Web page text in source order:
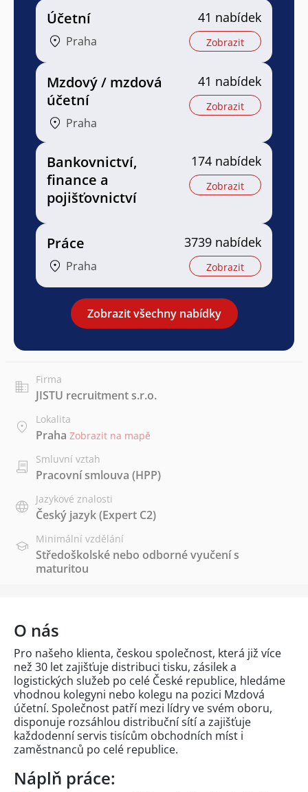
Účetní
Praha
41 nabídek
Zobrazit
Mzdový / mzdová
účetní
Praha
41 nabídek
Zobrazit
Bankovnictví,
finance a
pojišťovnictví
174 nabídek
Zobrazit
Práce
Praha
3739 nabídek
Zobrazit
Zobrazit všechny nabídky
Firma
JISTU recruitment s.r.o.
Lokalita
Praha Zobrazit na mapě
Smluvní vztah
Pracovní smlouva (HPP)
Jazykové znalosti
Český jazyk(Expert C2)
Minimální vzdělání
Středoškolské nebo odborné vyučení s
maturitou
O nás
Pro našeho klienta, českou společnost, která již více
než 30 let zajišťuje distribuci tisku, zásilek a
logistických služeb po celé České republice, hledáme
vhodnou kolegyni nebo kolegu na pozici Mzdová
účetní. Společnost patří mezi lídry ve svém oboru,
disponuje rozsáhlou distribuční sítí a zajišťuje
každodenní servis tisícům obchodních míst i
zaměstnanců po celé republice.
Náplň práce: